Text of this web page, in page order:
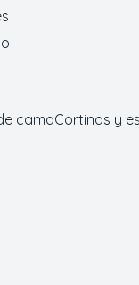
camaCortinas y